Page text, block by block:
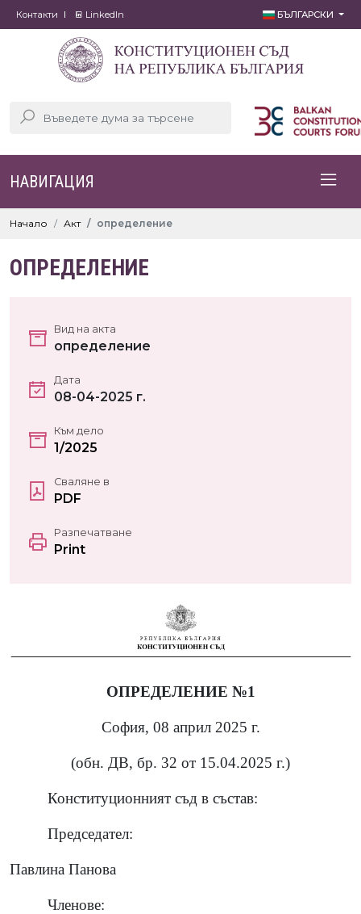
Контакти LinkedIn БЪЛГАРСКИ
НАВИГАЦИЯ
Начало Акт определение
ОПРЕДЕЛЕНИЕ
Вид на акта
определение
Дата
08-04-2025 г.
Към дело
1/2025
Сваляне в
PDF
Разпечатване
Print
ОПРЕДЕЛЕНИЕ №1
София, 08 април 2025 г.
(обн. ДВ, бр. 32 от 15.04.2025 г.)
Конституционният съд в състав:
Председател:
Павлина Панова
Членове: